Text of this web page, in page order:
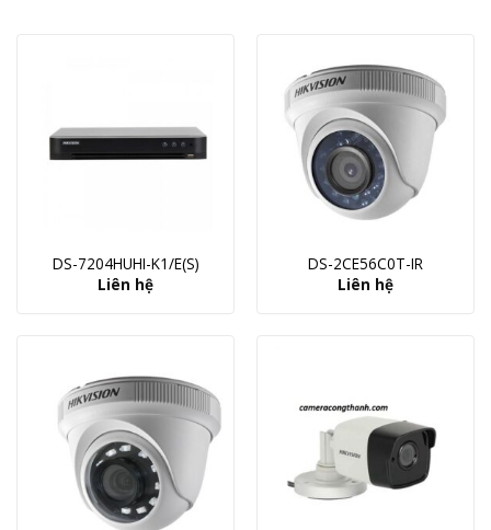
DS-7204HUHI-K1/E(S)
Liên hệ
DS-2CE56C0T-IR
Liên hệ